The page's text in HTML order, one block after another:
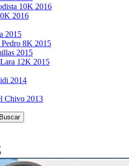
10K 2016
2016
2015
8K 2015
2015
12K 2015
2014
Chivo 2013